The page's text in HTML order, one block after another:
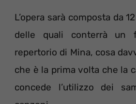
L’opera sarà composta da
delle quali conterrà un
repertorio di Mina, cosa
che è la prima volta che la
concede l’utilizzo dei